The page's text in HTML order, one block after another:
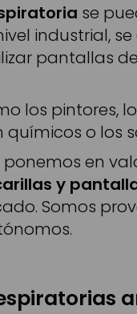
se
industrial,
pantallas
los pintores,
o los
ponemos en
y
Somos